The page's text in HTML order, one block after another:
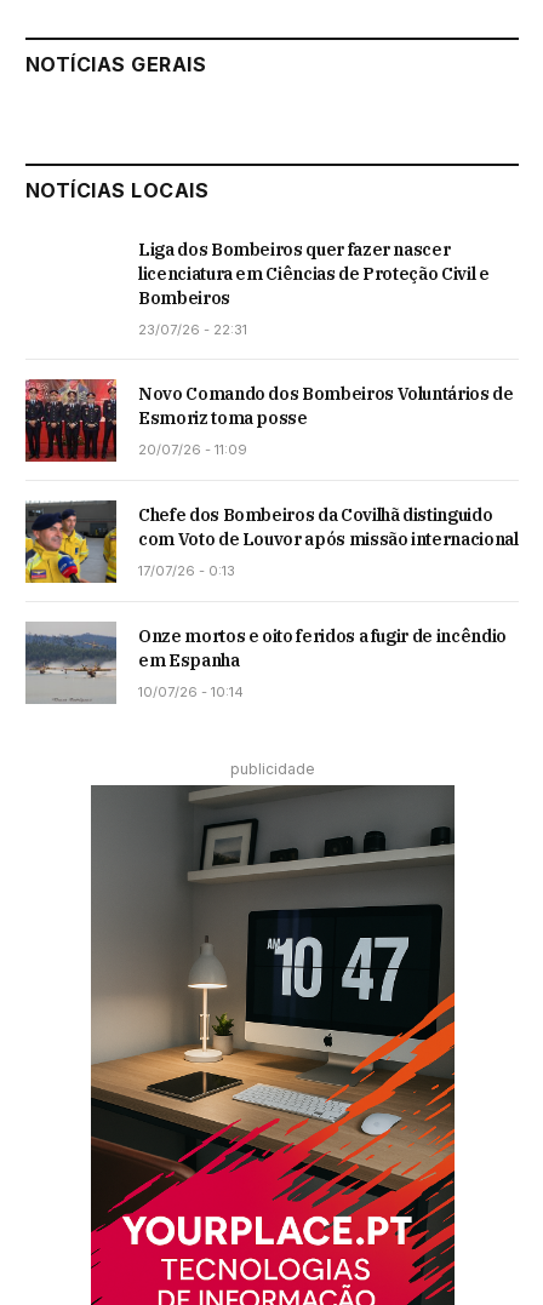
NOTÍCIAS GERAIS
NOTÍCIAS LOCAIS
Liga dos Bombeiros quer fazer nascer
licenciatura em Ciências de Proteção Civil e
Bombeiros
23/07/26 - 22:31
Novo Comando dos Bombeiros Voluntários de
Esmoriz toma posse
20/07/26 - 11:09
Chefe dos Bombeiros da Covilhã distinguido
com Voto de Louvor após missão internacional
17/07/26 - 0:13
Onze mortos e oito feridos a fugir de incêndio
em Espanha
10/07/26 - 10:14
publicidade